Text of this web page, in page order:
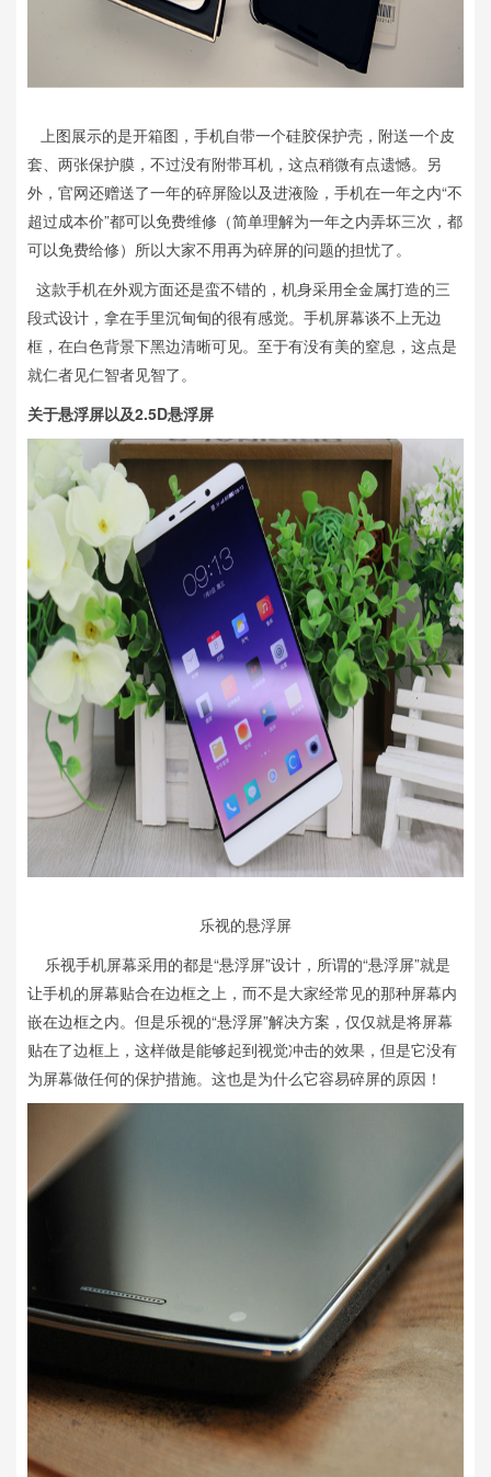
上图展示的是开箱图，手机自带一个硅胶保护壳，附送一个皮
套、两张保护膜，不过没有附带耳机，这点稍微有点遗憾。另
外，官网还赠送了一年的碎屏险以及进液险，手机在一年之内“不
超过成本价”都可以免费维修（简单理解为一年之内弄坏三次，都
可以免费给修）所以大家不用再为碎屏的问题的担忧了。
这款手机在外观方面还是蛮不错的，机身采用全金属打造的三
段式设计，拿在手里沉甸甸的很有感觉。手机屏幕谈不上无边
框，在白色背景下黑边清晰可见。至于有没有美的窒息，这点是
就仁者见仁智者见智了。
关于悬浮屏以及2.5D悬浮屏
乐视的悬浮屏
乐视手机屏幕采用的都是“悬浮屏”设计，所谓的“悬浮屏”就是
让手机的屏幕贴合在边框之上，而不是大家经常见的那种屏幕内
嵌在边框之内。但是乐视的“悬浮屏”解决方案，仅仅就是将屏幕
贴在了边框上，这样做是能够起到视觉冲击的效果，但是它没有
为屏幕做任何的保护措施。这也是为什么它容易碎屏的原因！